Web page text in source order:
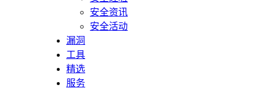
安全资讯
安全活动
漏洞
工具
精选
服务